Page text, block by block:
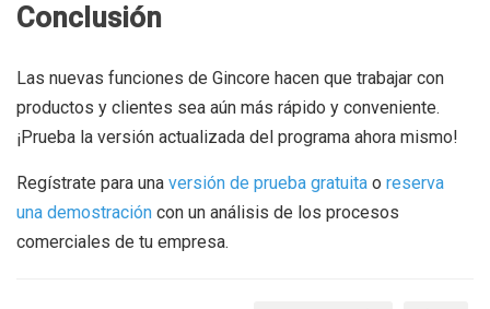
Conclusión
Las nuevas funciones de Gincore hacen que trabajar con
productos y clientes sea aún más rápido y conveniente.
¡Prueba la versión actualizada del programa ahora mismo!
Regístrate para una versión de prueba gratuita o reserva
una demostración con un análisis de los procesos
comerciales de tu empresa.